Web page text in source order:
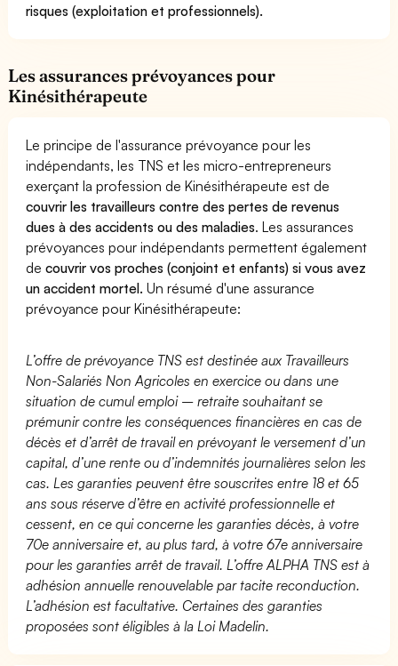
risques (exploitation et professionnels).
Les assurances prévoyances pour
Kinésithérapeute
Le principe de l'assurance prévoyance pour les
indépendants, les TNS et les micro-entrepreneurs
exerçant la profession de Kinésithérapeute est de
couvrir les travailleurs contre des pertes de revenus
dues à des accidents ou des maladies. Les assurances
prévoyances pour indépendants permettent également
decouvrir vos proches (conjoint et enfants) si vous avez
un accident mortel. Un résumé d'une assurance
prévoyance pour Kinésithérapeute:
L’offre de prévoyance TNS est destinée aux Travailleurs
Non-Salariés Non Agricoles en exercice ou dans une
situation de cumul emploi – retraite souhaitant se
prémunir contre les conséquences financières en cas de
décès et d’arrêt de travail en prévoyant le versement d’un
capital, d’une rente ou d’indemnités journalières selon les
cas. Les garanties peuvent être souscrites entre 18 et 65
ans sous réserve d’être en activité professionnelle et
cessent, en ce qui concerne les garanties décès, à votre
70e anniversaire et, au plus tard, à votre 67e anniversaire
pour les garanties arrêt de travail. L’offre ALPHA TNS est à
adhésion annuelle renouvelable par tacite reconduction.
L’adhésion est facultative. Certaines des garanties
proposées sont éligibles à la Loi Madelin.